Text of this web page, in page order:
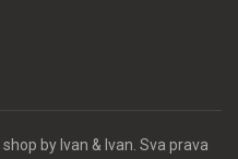
by Ivan & Ivan. Sva prava